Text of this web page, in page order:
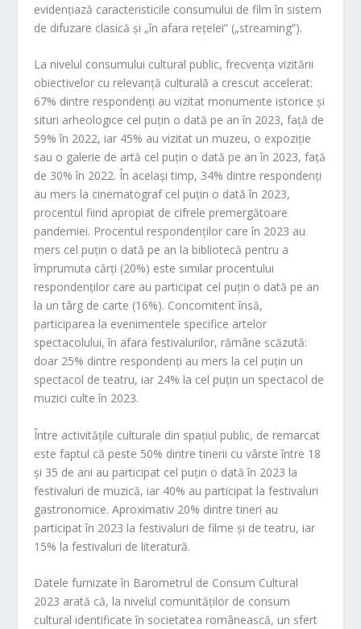
evidențiază caracteristicile consumului de film în sistem
de difuzare clasică și „în afara rețelei” („streaming”).
La nivelul consumului cultural public, frecvența vizitării
obiectivelor cu relevanță culturală a crescut accelerat:
67% dintre respondenți au vizitat monumente istorice și
situri arheologice cel puțin o dată pe an în 2023, față de
59% în 2022, iar 45% au vizitat un muzeu, o expoziție
sau o galerie de artă cel puțin o dată pe an în 2023, față
de 30% în 2022. În același timp, 34% dintre respondenți
au mers la cinematograf cel puțin o dată în 2023,
procentul fiind apropiat de cifrele premergătoare
pandemiei. Procentul respondenților care în 2023 au
mers cel puțin o dată pe an la bibliotecă pentru a
împrumuta cărți (20%) este similar procentului
respondenților care au participat cel puțin o dată pe an
la un târg de carte (16%). Concomitent însă,
participarea la evenimentele specifice artelor
spectacolului, în afara festivalurilor, rămâne scăzută:
doar 25% dintre respondenți au mers la cel puțin un
spectacol de teatru, iar 24% la cel puțin un spectacol de
muzici culte în 2023.
Între activitățile culturale din spațiul public, de remarcat
este faptul că peste 50% dintre tinerii cu vârste între 18
și 35 de ani au participat cel puțin o dată în 2023 la
festivaluri de muzică, iar 40% au participat la festivaluri
gastronomice. Aproximativ 20% dintre tineri au
participat în 2023 la festivaluri de filme și de teatru, iar
15% la festivaluri de literatură.
Datele furnizate în Barometrul de Consum Cultural
2023 arată că, la nivelul comunităților de consum
cultural identificate în societatea românească, un sfert